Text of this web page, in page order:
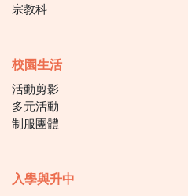
宗教科
校園生活
活動剪影
多元活動
制服團體
入學與升中